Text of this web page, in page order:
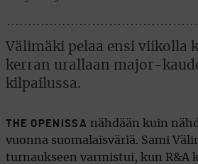
Välimäki pelaa ensi viikolla
kerran urallaan major-
kilpailussa.
THE OPENISSA nähdään kuin
vuonna suomalaisväriä. Sami
turnaukseen varmistui, kun R&A